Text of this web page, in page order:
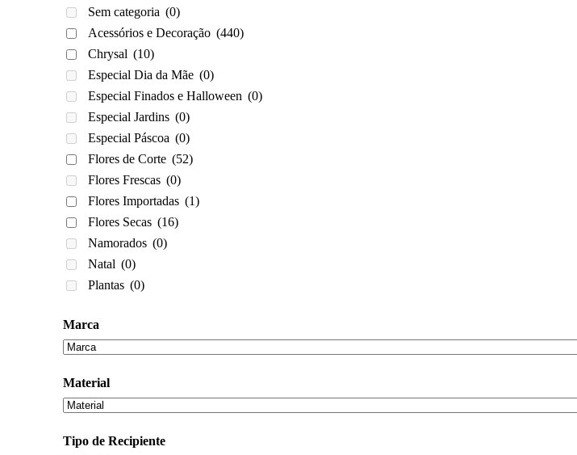
Sem categoria (0)
Acessórios e Decoração (440)
Chrysal (10)
Especial Dia da Mãe (0)
Especial Finados e Halloween (0)
Especial Jardins (0)
Especial Páscoa (0)
Flores de Corte (52)
Flores Frescas (0)
Flores Importadas (1)
Flores Secas (16)
Namorados (0)
Natal (0)
Plantas (0)
Marca
Material
Tipo de Recipiente